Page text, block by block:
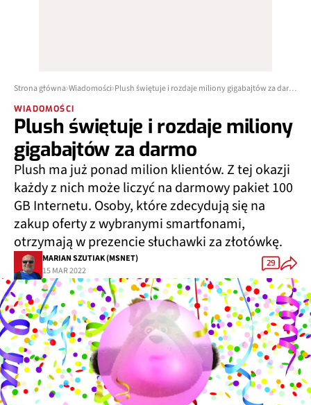
Strona główna Wiadomości Plush świętuje i rozdaje miliony gigabajtów za darmo
WIADOMOŚCI
Plush świętuje i rozdaje miliony
gigabajtów za darmo
Plush ma już ponad milion klientów. Z tej okazji
każdy z nich może liczyć na darmowy pakiet 100
GB Internetu. Osoby, które zdecydują się na
zakup oferty z wybranymi smartfonami,
otrzymają w prezencie słuchawki za złotówkę.
MARIAN SZUTIAK (MSNET)
15 MAR 2022
29